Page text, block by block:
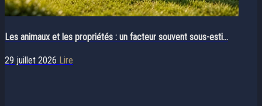
Les animaux et les propriétés : un facteur souvent sous-esti...
29 juillet 2026 Lire